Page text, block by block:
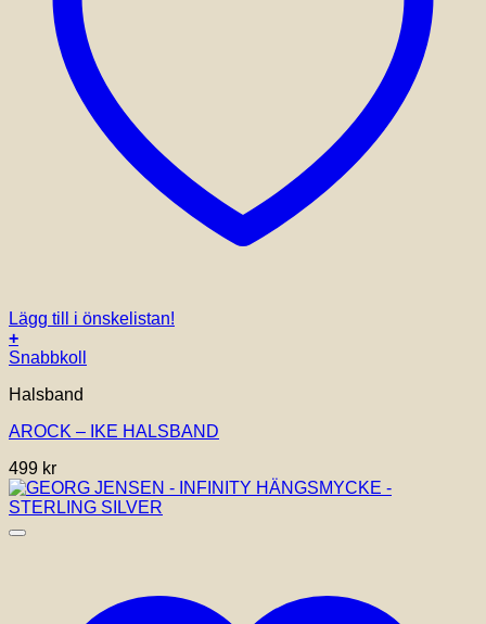
Lägg till i önskelistan!
+
Snabbkoll
Halsband
AROCK – IKE HALSBAND
499 kr